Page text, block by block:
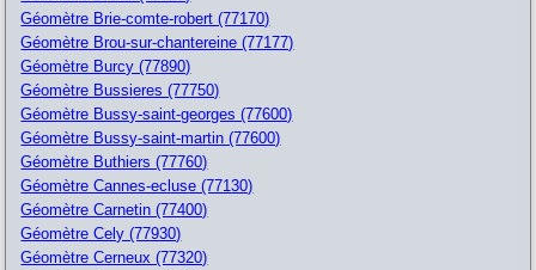
Géomètre Brie-comte-robert (77170)
Géomètre Brou-sur-chantereine (77177)
Géomètre Burcy (77890)
Géomètre Bussieres (77750)
Géomètre Bussy-saint-georges (77600)
Géomètre Bussy-saint-martin (77600)
Géomètre Buthiers (77760)
Géomètre Cannes-ecluse (77130)
Géomètre Carnetin (77400)
Géomètre Cely (77930)
Géomètre Cerneux (77320)